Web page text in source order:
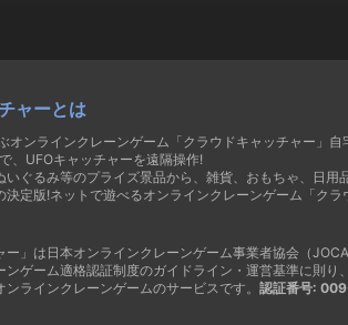
ャーとは
オンラインクレーンゲーム「クラウドキャッチャー」自
、UFOキャッチャーを遠隔操作!
いぐるみ等のプライズ景品から、雑貨、おもちゃ、日用
決定版!ネットで遊べるオンラインクレーンゲーム「クラ
ー」は日本オンラインクレーンゲーム事業者協会（
ンゲーム適格認証制度のガイドライン・運営基準に則り
ラインクレーンゲームのサービスです。 認証番号: